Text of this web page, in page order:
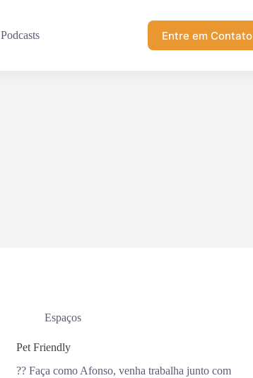
Podcasts Entre em Contato
Espaços
Pet Friendly
?? Faça como Afonso, venha trabalha junto com